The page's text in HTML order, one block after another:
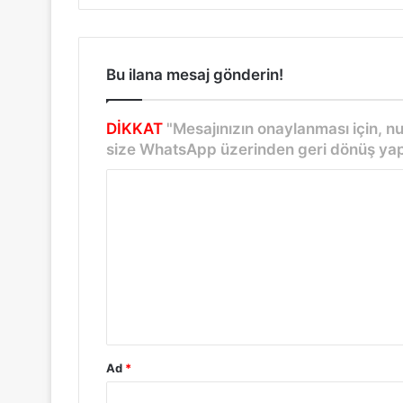
k
v
e
m
u
t
e
c
Bu ilana mesaj gönderin!
DİKKAT "Mesajınızın onaylanması için,
size WhatsApp üzerinden geri dönüş
Ad *